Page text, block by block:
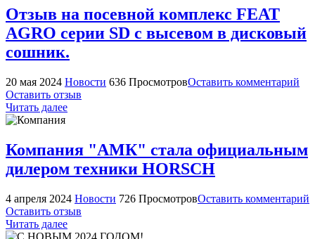
Отзыв на посевной комплекс FEAT
AGRO серии SD с высевом в дисковый
сошник.
20 мая 2024 Новости 636 ПросмотровОставить комментарий
Оставить отзыв
Читать далее
Компания "АМК" стала официальным
дилером техники HORSСH
4 апреля 2024 Новости 726 ПросмотровОставить комментарий
Оставить отзыв
Читать далее